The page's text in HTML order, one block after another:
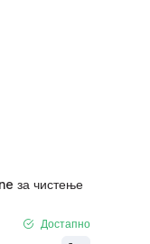
за чистење
Достапно